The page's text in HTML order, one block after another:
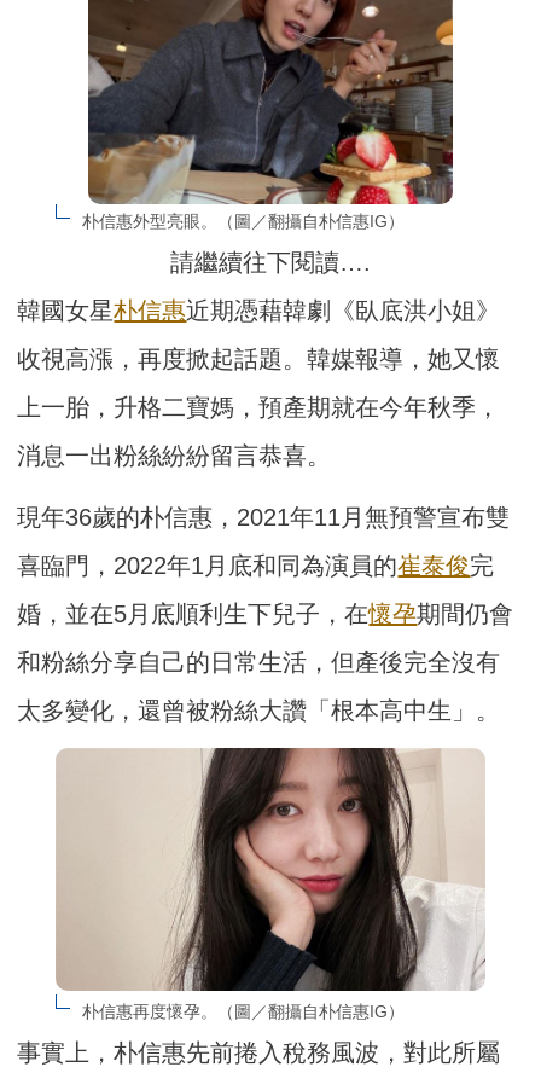
朴信惠外型亮眼。（圖／翻攝自朴信惠IG）
請繼續往下閱讀….
韓國女星朴信惠近期憑藉韓劇《臥底洪小姐》
收視高漲，再度掀起話題。韓媒報導，她又懷
上一胎，升格二寶媽，預產期就在今年秋季，
消息一出粉絲紛紛留言恭喜。
現年36歲的朴信惠，2021年11月無預警宣布雙
喜臨門，2022年1月底和同為演員的崔泰俊完
婚，並在5月底順利生下兒子，在懷孕期間仍會
和粉絲分享自己的日常生活，但產後完全沒有
太多變化，還曾被粉絲大讚「根本高中生」。
朴信惠再度懷孕。（圖／翻攝自朴信惠IG）
事實上，朴信惠先前捲入稅務風波，對此所屬